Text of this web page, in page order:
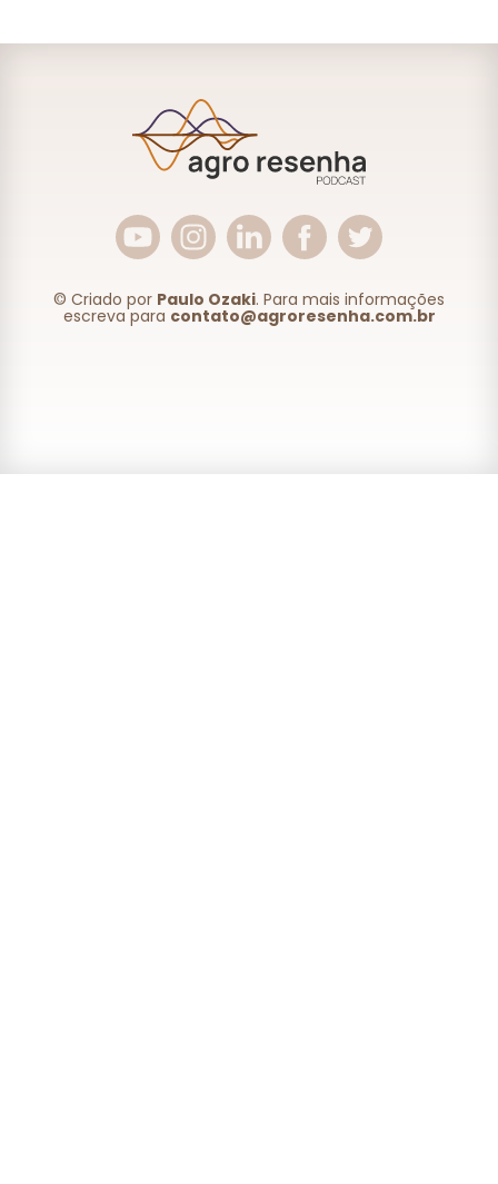
© Criado por Paulo Ozaki. Para mais informações
escreva para contato@agroresenha.com.br